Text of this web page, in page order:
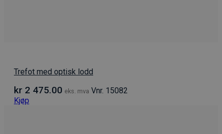
Trefot med optisk lodd
kr 2 475.00 eks. mva Vnr. 15082
Kjøp